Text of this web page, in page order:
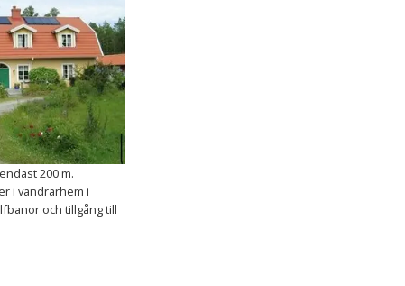
200 m.
i vandrarhem i
och tillgång till